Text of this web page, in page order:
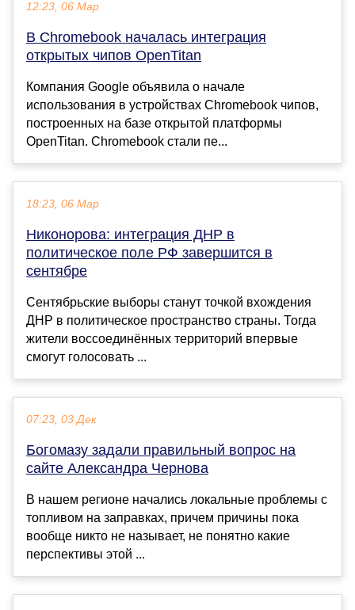
12:23, 06 Мар
В Chromebook началась интеграция
открытых чипов OpenTitan
Компания Google объявила о начале
использования в устройствах Chromebook чипов,
построенных на базе открытой платформы
OpenTitan. Chromebook стали пе...
18:23, 06 Мар
Никонорова: интеграция ДНР в
политическое поле РФ завершится в
сентябре
Сентябрьские выборы станут точкой вхождения
ДНР в политическое пространство страны. Тогда
жители воссоединённых территорий впервые
смогут голосовать ...
07:23, 03 Дек
Богомазу задали правильный вопрос на
сайте Александра Чернова
В нашем регионе начались локальные проблемы с
топливом на заправках, причем причины пока
вообще никто не называет, не понятно какие
перспективы этой ...